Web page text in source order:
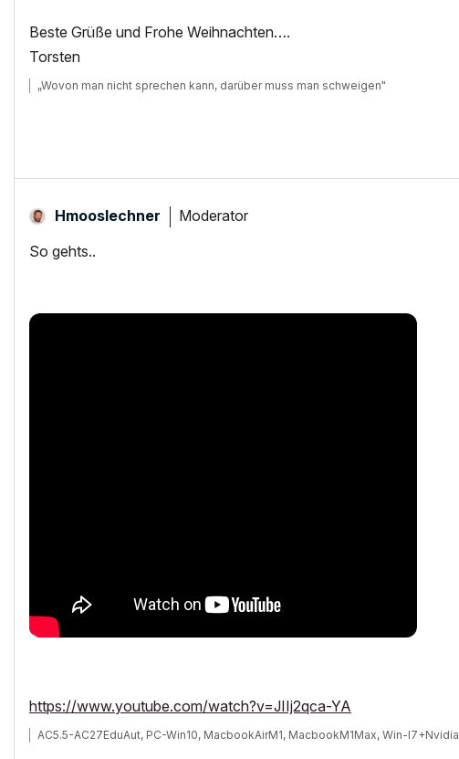
Beste Grüße und Frohe Weihnachten….
Torsten
„Wovon man nicht sprechen kann, darüber muss man schweigen"
Hmooslechner Moderator
So gehts..
https://www.youtube.com/watch?v=JIIj2qca-YA
AC5.5-AC27EduAut, PC-Win10, MacbookAirM1, MacbookM1Max, Win-I7+Nvidia